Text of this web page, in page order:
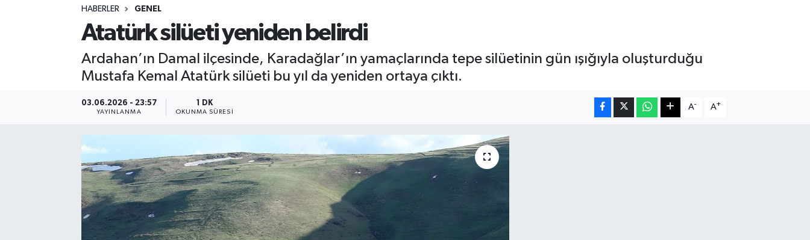
HABERLER GENEL
Atatürk silüeti yeniden belirdi
Ardahan’ın Damal ilçesinde, Karadağlar’ın yamaçlarında tepe silüetinin gün ışığıyla oluşturduğu
Mustafa Kemal Atatürk silüeti bu yıl da yeniden ortaya çıktı.
03.06.2026 - 23:57
YAYINLANMA
1 DK
OKUNMA SÜRESI
A- A+